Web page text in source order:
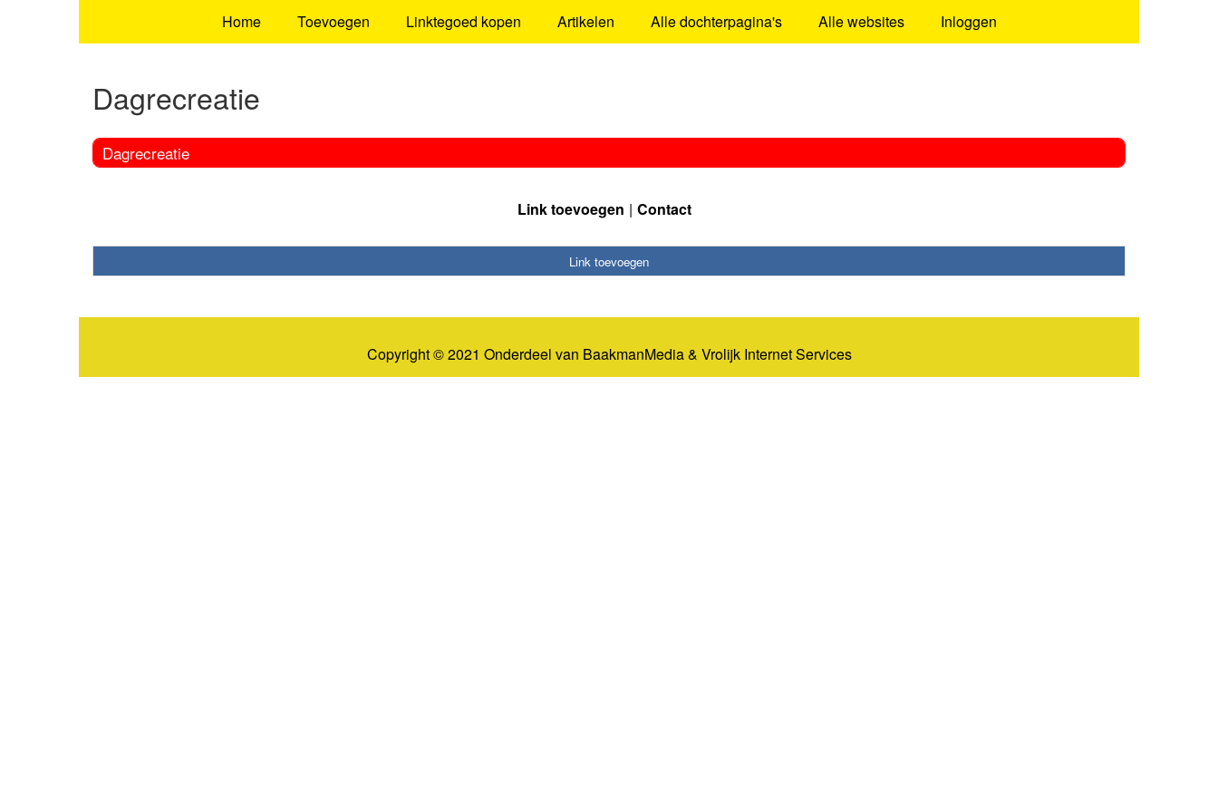
Home Toevoegen Linktegoed kopen Artikelen Alle dochterpagina's Alle websites Inloggen
Dagrecreatie
Dagrecreatie
Link toevoegen Contact
Link toevoegen
Copyright © 2021 Onderdeel van BaakmanMedia& Vrolijk Internet Services